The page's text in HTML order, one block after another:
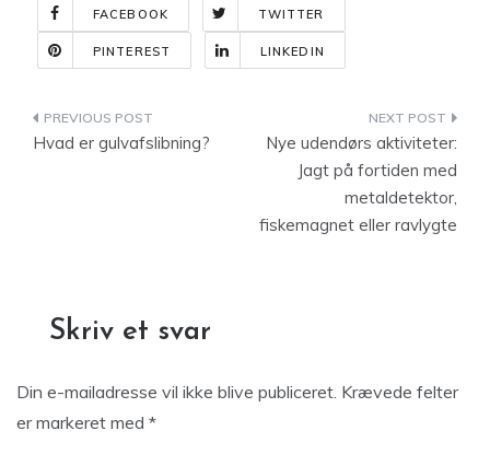
FACEBOOK TWITTER
PINTEREST LINKEDIN
Indlægsnavigation
Hvad er gulvafslibning?
Nye udendørs aktiviteter:
Jagt på fortiden med
metaldetektor,
fiskemagnet eller ravlygte
Skriv et svar
Din e-mailadresse vil ikke blive publiceret. Krævede felter
er markeret med *